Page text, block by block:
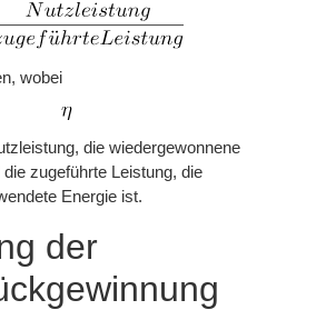
wobei
die wiedergewonnene
zugeführte Leistung, die
Energie ist.
der